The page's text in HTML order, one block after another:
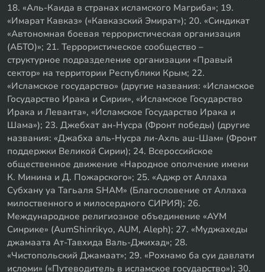
18. «Аль-Каида в странах исламского Магриба»; 19.
«Имарат Кавказ» («Кавказский Эмират»); 20. «Синдикат
«Автономная боевая террористическая организация
(АБТО)»; 21. Террористическое сообщество –
структурное подразделение организации «Правый
сектор» на территории Республики Крым; 22.
«Исламское государство» (другие названия: «Исламское
Государство Ирака и Сирии», «Исламское Государство
Ирака и Леванта», «Исламское Государство Ирака и
Шама»); 23. Джебхат ан-Нусра (Фронт победы) (другие
названия: «Джабха аль-Нусра ли-Ахль аш-Шам» (Фронт
поддержки Великой Сирии); 24. Всероссийское
общественное движение «Народное ополчение имени
К. Минина и Д. Пожарского»; 25. «Аджр от Аллаха
Субхану уа Тагьаля SHAM» (Благословение от Аллаха
милоственного и милосердного СИРИЯ); 26.
Международное религиозное объединение «АУМ
Синрике» (AumShinrikyo, AUM, Aleph); 27. «Муджахеды
джамаата Ат-Тавхида Валь-Джихад»; 28.
«Чистопольский Джамаат»; 29. «Рохнамо ба суи давлати
исломи» («Путеводитель в исламское государство»); 30.